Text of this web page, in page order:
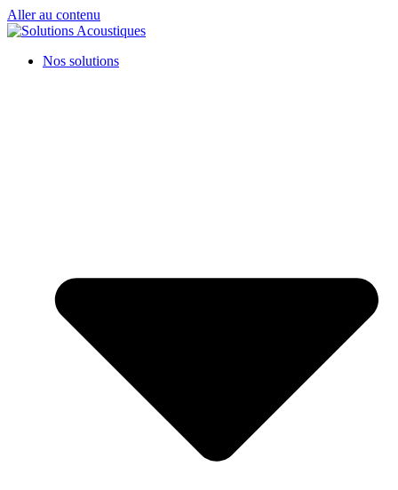
Aller au contenu
Nos solutions